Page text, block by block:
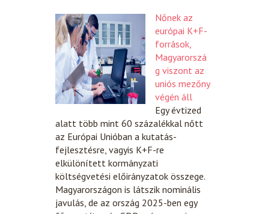
Nőnek az
európai K+F-
források,
Magyarorszá
g viszont az
uniós mezőny
végén áll
Egy évtized
alatt több mint 60 százalékkal nőtt
az Európai Unióban a kutatás-
fejlesztésre, vagyis K+F-re
elkülönített kormányzati
költségvetési előirányzatok összege.
Magyarországon is látszik nominális
javulás, de az ország 2025-ben egy